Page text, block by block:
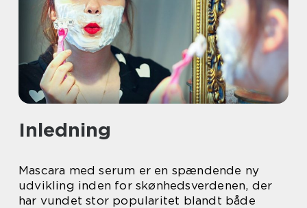
Inledning
Mascara med serum er en spændende ny
udvikling inden for skønhedsverdenen, der
har vundet stor popularitet blandt både